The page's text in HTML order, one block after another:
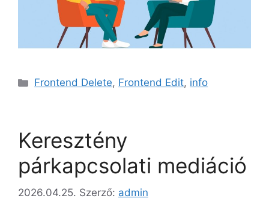
Kategória
Frontend Delete, Frontend Edit, info
Keresztény
párkapcsolati mediáció
2026.04.25. Szerző: admin